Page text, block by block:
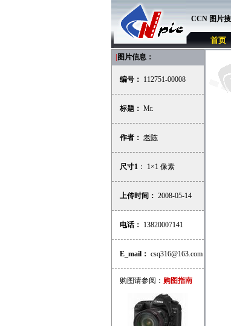
CCN 图片
首页
图片信息：
编号： 112751-00008
标题： Mr.
作者： 老陈
尺寸1 ： 1×1 像素
上传时间： 2008-05-14
电话： 13820007141
E_mail： csq316@163.com
购图请参阅： 购图指南